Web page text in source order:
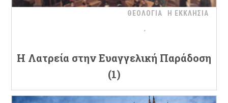
ΘΕΟΛΟΓΙΑ Η ΕΚΚΛΗΣΙΑ
H Λατρεία στην Ευαγγελική Παράδοση
(1)